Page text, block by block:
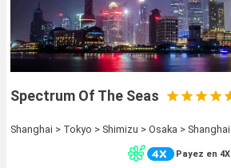
Spectrum Of The Seas
Shanghai > Tokyo > Shimizu > Osaka > Shanghai
Payez en 4X